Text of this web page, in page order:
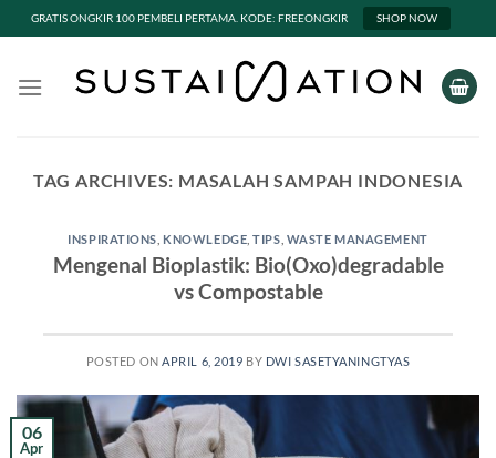
GRATIS ONGKIR 100 PEMBELI PERTAMA. KODE: FREEONGKIR SHOP NOW
TAG ARCHIVES: MASALAH SAMPAH INDONESIA
INSPIRATIONS KNOWLEDGE ,TIPS WASTE MANAGEMENT
Mengenal Bioplastik: Bio(Oxo)degradable
vs Compostable
POSTED ONAPRIL 6, 2019 BY DWI SASETYANINGTYAS
06
Apr